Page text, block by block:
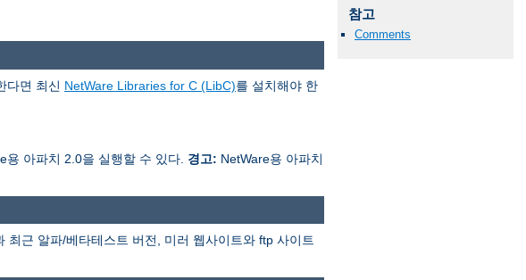
참고
Comments
다면 최신 NetWare Libraries for C (LibC)를 설치해야 한
아파치 2.0을 실행할 수 있다. 경고: NetWare용 아파치
근 알파/베타테스트 버전, 미러 웹사이트와 ftp 사이트